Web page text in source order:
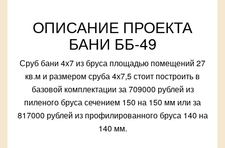
ОПИСАНИЕ ПРОЕКТА
БАНИ ББ-49
Сруб бани 4х7 из бруса площадью помещений 27
кв.м и размером сруба 4х7,5 стоит построить в
базовой комплектации за 709000 рублей из
пиленого бруса сечением 150 на 150 мм или за
817000 рублей из профилированного бруса 140 на
140 мм.